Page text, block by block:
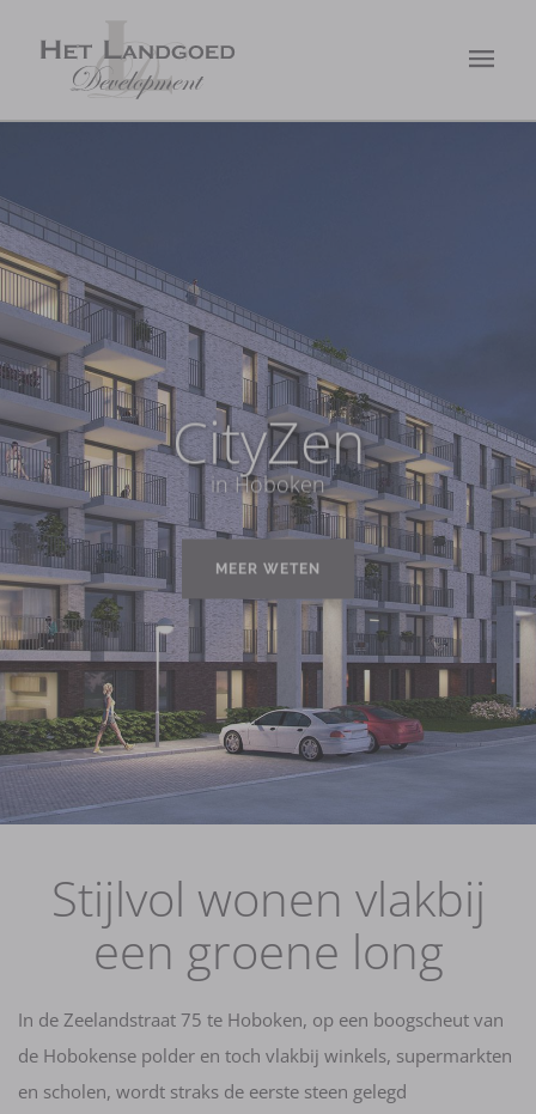
CityZen
in Hoboken
MEER WETEN
Stijlvol wonen vlakbij
een groene long
In de Zeelandstraat 75 te Hoboken, op een boogscheut van
de Hobokense polder en toch vlakbij winkels, supermarkten
en scholen, wordt straks de eerste steen gelegd